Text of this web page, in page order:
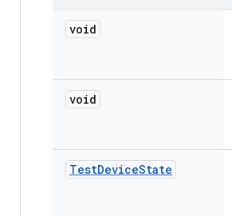
void
void
TestDeviceState